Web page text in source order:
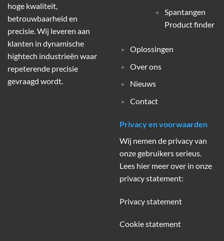
hoge kwaliteit,
betrouwbaarheid en
precisie. Wij leveren aan
klanten in dynamische
hightech industrieën waar
repeterende precisie
gevraagd wordt.
Spantangen
Product finder
Oplossingen
Over ons
Nieuws
Contact
Privacy en voorwaarden
Wij nemen de privacy van
onze gebruikers serieus.
Lees hier meer over in onze
privacy statement:
Privacy statement
Cookie statement